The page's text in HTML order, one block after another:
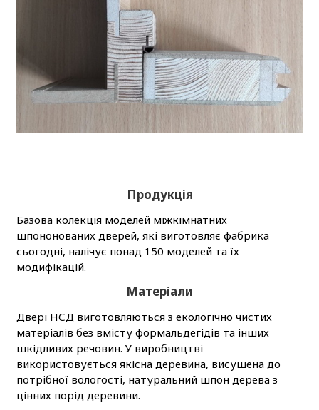
Продукція
Базова колекція моделей міжкімнатних
шпононованих дверей, які виготовляє фабрика
сьогодні, налічує понад 150 моделей та їх
модифікацій.
Матеріали
Двері НСД виготовляються з екологічно чистих
матеріалів без вмісту формальдегідів та інших
шкідливих речовин. У виробництві
використовується якісна деревина, висушена до
потрібної вологості, натуральний шпон дерева з
цінних порід деревини.